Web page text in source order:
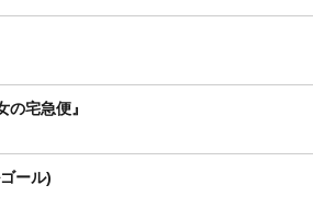
宅急便』
ール)